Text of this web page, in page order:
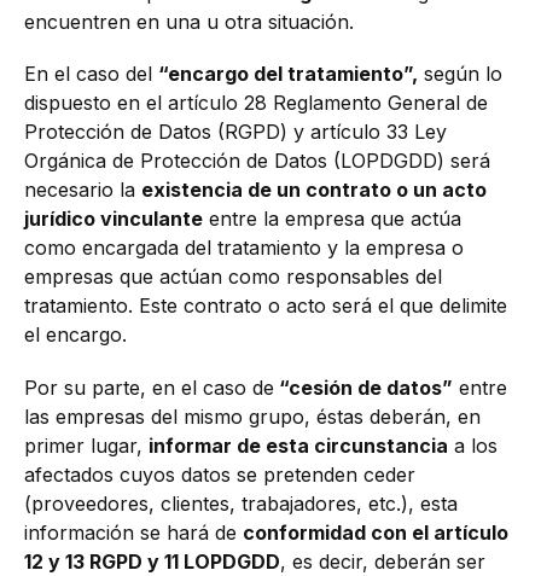
encuentren en una u otra situación.
En el caso del “encargo del tratamiento”, según lo
dispuesto en el artículo 28 Reglamento General de
Protección de Datos (RGPD) y artículo 33 Ley
Orgánica de Protección de Datos (LOPDGDD) será
necesario la existencia de un contrato o un acto
jurídico vinculante entre la empresa que actúa
como encargada del tratamiento y la empresa o
empresas que actúan como responsables del
tratamiento. Este contrato o acto será el que delimite
el encargo.
Por su parte, en el caso de “cesión de datos” entre
las empresas del mismo grupo, éstas deberán, en
primer lugar, informar de esta circunstancia a los
afectados cuyos datos se pretenden ceder
(proveedores, clientes, trabajadores, etc.), esta
información se hará de conformidad con el artículo
12 y 13 RGPD y 11 LOPDGDD, es decir, deberán ser